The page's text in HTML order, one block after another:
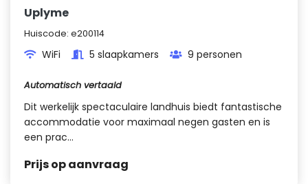
Uplyme
Huiscode: e200114
WiFi 5 slaapkamers 9 personen
Automatisch vertaald
Dit werkelijk spectaculaire landhuis biedt fantastische
accommodatie voor maximaal negen gasten en is
een prac...
Prijs op aanvraag